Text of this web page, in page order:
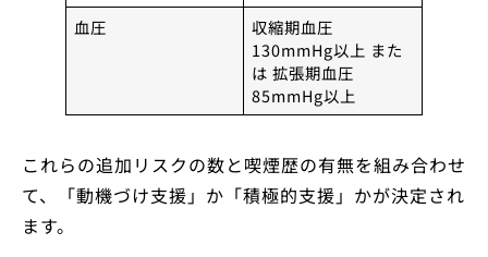
血圧
収縮期血圧
130mmHg以上 また
は 拡張期血圧
85mmHg以上
これらの追加リスクの数と喫煙歴の有無を組み合わせ
て、「動機づけ支援」か「積極的支援」かが決定され
ます。